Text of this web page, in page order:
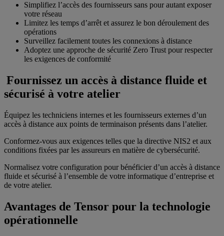
Simplifiez l’accès des fournisseurs sans pour autant exposer
votre réseau
Limitez les temps d’arrêt et assurez le bon déroulement des
opérations
Surveillez facilement toutes les connexions à distance
Adoptez une approche de sécurité Zero Trust pour respecter
les exigences de conformité
Fournissez un accès à distance fluide et
sécurisé à votre atelier
Équipez les techniciens internes et les fournisseurs externes d’un
accès à distance aux points de terminaison présents dans l’atelier.
Conformez-vous aux exigences telles que la directive NIS2 et aux
conditions fixées par les assureurs en matière de cybersécurité.
Normalisez votre configuration pour bénéficier d’un accès à distance
fluide et sécurisé à l’ensemble de votre informatique d’entreprise et
de votre atelier.
Avantages de Tensor pour la technologie
opérationnelle